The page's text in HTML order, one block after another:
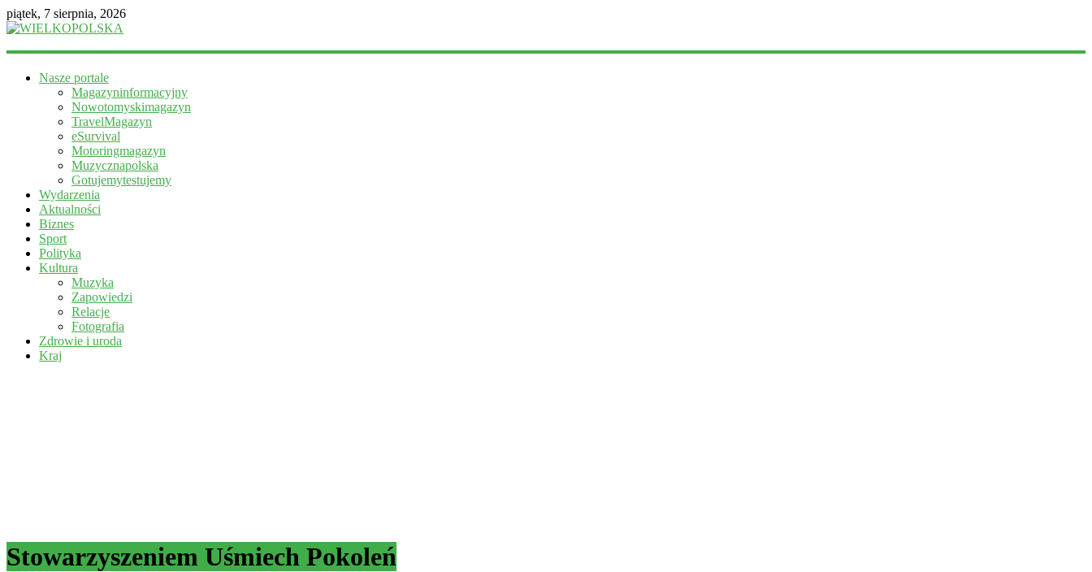
piątek, 7 sierpnia, 2026
WIELKOPOLSKA
informacyjny
Nasze portale
Magazyninformacyjny
Nowotomyskimagazyn
TravelMagazyn
eSurvival
Motoringmagazyn
Muzycznapolska
Gotujemytestujemy
Wydarzenia
Aktualności
Biznes
Sport
Polityka
Kultura
Muzyka
Zapowiedzi
Relacje
Fotografia
Zdrowie i uroda
Kraj
Stowarzyszeniem Uśmiech Pokoleń